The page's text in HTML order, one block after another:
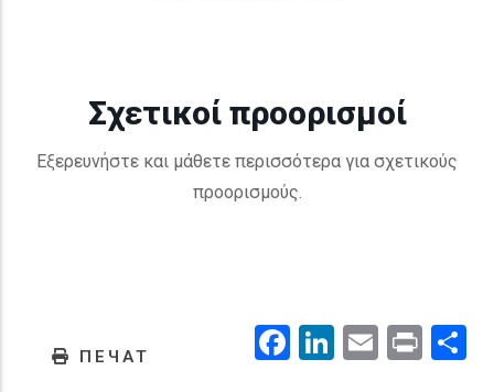
Σχετικοί προορισμοί
Εξερευνήστε και μάθετε περισσότερα για σχετικούς
προορισμούς.
ПЕЧАТ Facebook
LinkedIn
EmailPrint